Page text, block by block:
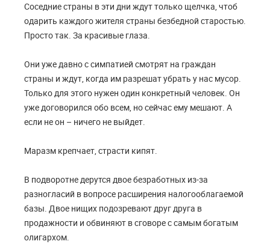
Соседние страны в эти дни ждут только щелчка, чтоб
одарить каждого жителя страны безбедной старостью.
Просто так. За красивые глаза.
Они уже давно с симпатией смотрят на граждан
страны и ждут, когда им разрешат убрать у нас мусор.
Только для этого нужен один конкретный человек. Он
уже договорился обо всем, но сейчас ему мешают. А
если не он – ничего не выйдет.
Маразм крепчает, страсти кипят.
В подворотне дерутся двое безработных из-за
разногласий в вопросе расширения налогооблагаемой
базы. Двое нищих подозревают друг друга в
продажности и обвиняют в сговоре с самым богатым
олигархом.